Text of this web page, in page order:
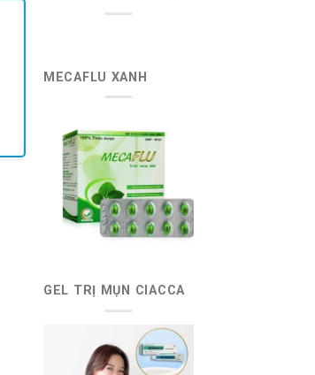
MECAFLU XANH
GEL TRỊ MỤN CIACCA